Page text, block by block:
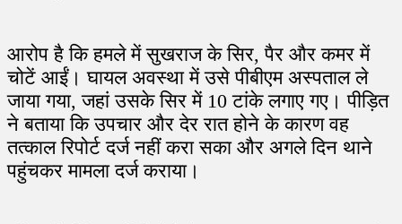
आरोप है कि हमले में सुखराज के सिर, पैर और कमर में
चोटें आईं। घायल अवस्था में उसे पीबीएम अस्पताल ले
जाया गया, जहां उसके सिर में 10 टांके लगाए गए। पीड़ित
ने बताया कि उपचार और देर रात होने के कारण वह
तत्काल रिपोर्ट दर्ज नहीं करा सका और अगले दिन थाने
पहुंचकर मामला दर्ज कराया।